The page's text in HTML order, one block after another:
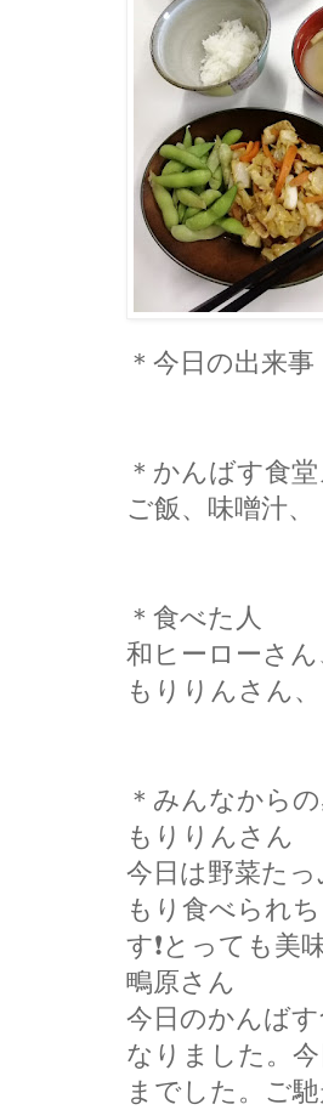
＊今日の出来事
＊かんばす食
ご飯、味噌汁
＊食べた人
和ヒーローさ
もりりんさん、
＊みんなから
もりりんさん
今日は野菜た
もり食べられ
す❗とっても美
鴫原さん
今日のかんば
なりました。
までした。ご